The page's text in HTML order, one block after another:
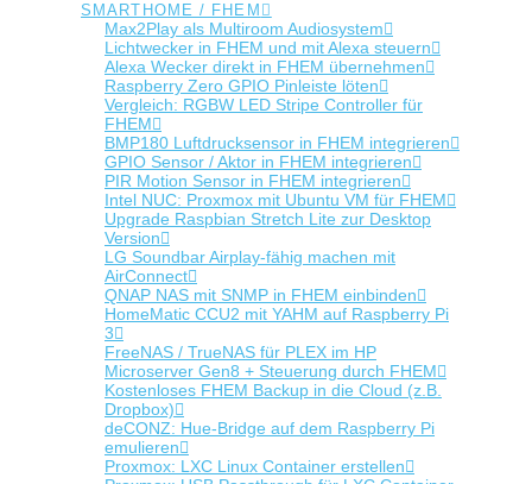
SMARTHOME / FHEM
Max2Play als Multiroom Audiosystem
Lichtwecker in FHEM und mit Alexa steuern
Alexa Wecker direkt in FHEM übernehmen
Raspberry Zero GPIO Pinleiste löten
Vergleich: RGBW LED Stripe Controller für
FHEM
BMP180 Luftdrucksensor in FHEM integrieren
GPIO Sensor / Aktor in FHEM integrieren
PIR Motion Sensor in FHEM integrieren
Intel NUC: Proxmox mit Ubuntu VM für FHEM
Upgrade Raspbian Stretch Lite zur Desktop
Version
LG Soundbar Airplay-fähig machen mit
AirConnect
QNAP NAS mit SNMP in FHEM einbinden
HomeMatic CCU2 mit YAHM auf Raspberry Pi
3
FreeNAS / TrueNAS für PLEX im HP
Microserver Gen8 + Steuerung durch FHEM
Kostenloses FHEM Backup in die Cloud (z.B.
Dropbox)
deCONZ: Hue-Bridge auf dem Raspberry Pi
emulieren
Proxmox: LXC Linux Container erstellen